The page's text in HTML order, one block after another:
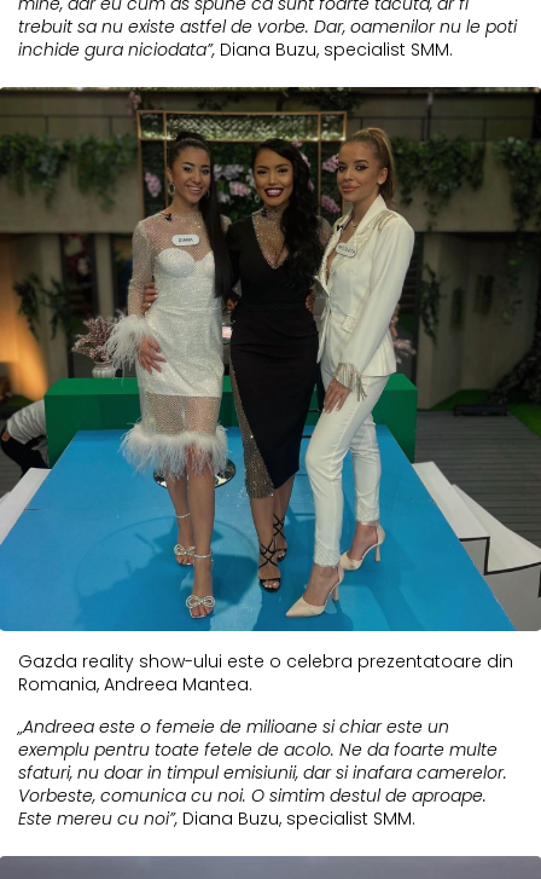
trebuit sa nu existe astfel de vorbe. Dar, oamenilor nu le poti
inchide gura niciodata”, Diana Buzu, specialist SMM.
Gazda reality show-ului este o celebra prezentatoare din
Romania, Andreea Mantea.
„Andreea este o femeie de milioane si chiar este un
exemplu pentru toate fetele de acolo. Ne da foarte multe
sfaturi, nu doar in timpul emisiunii, dar si inafara camerelor.
Vorbeste, comunica cu noi. O simtim destul de aproape.
Este mereu cu noi”, Diana Buzu, specialist SMM.